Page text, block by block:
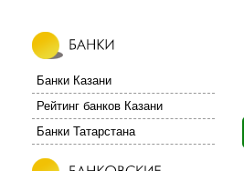
Банки Казани
Рейтинг банков Казани
Банки Татарстана